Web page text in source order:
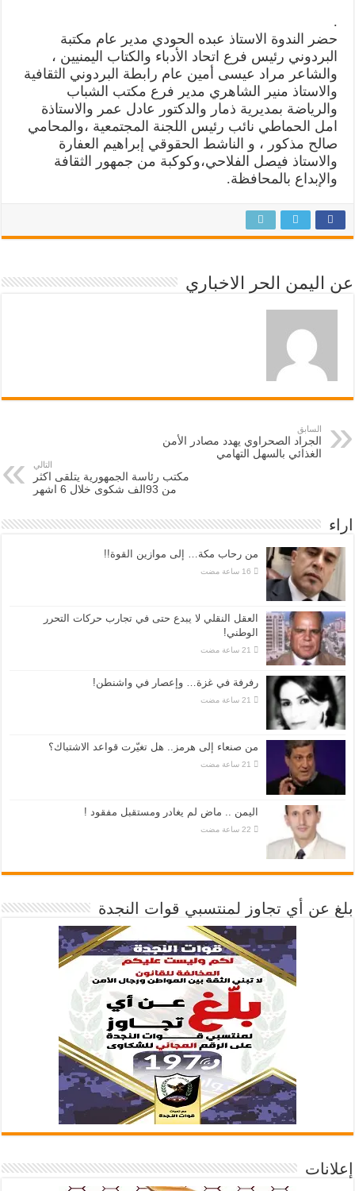
.
حضر الندوة الاستاذ عبده الحودي مدير عام مكتبة
البردوني رئيس فرع اتحاد الأدباء والكتاب اليمنيين ،
والشاعر مراد عيسى أمين عام رابطة البردوني الثقافية
والاستاذ منير الشاهري مدير فرع مكتب الشباب
والرياضة بمديرية ذمار والدكتور عادل عمر والاستاذة
امل الحماطي نائب رئيس اللجنة المجتمعية ،والمحامي
صالح مذكور ، و الناشط الحقوقي إبراهيم العفارة
والاستاذ فيصل الفلاحي،وكوكبة من جمهور الثقافة
والإبداع بالمحافظة.
عن اليمن الحر الاخباري
السابق
الجراد الصحراوي يهدد مصادر الأمن
الغذائي بالسهل التهامي
التالي
مكتب رئاسة الجمهورية يتلقى اكثر
من 93الف شكوى خلال 6 اشهر
اراء
من رحاب مكة… إلى موازين القوة!!
العقل النقلي لا يبدع حتى في تجارب حركات التحرر
الوطني!
رفرفة في غزة… وإعصار في واشنطن!
من صنعاء إلى هرمز.. هل تغيّرت قواعد الاشتباك؟
اليمن .. ماض لم يغادر ومستقبل مفقود !
بلغ عن أي تجاوز لمنتسبي قوات النجدة
إعلانات